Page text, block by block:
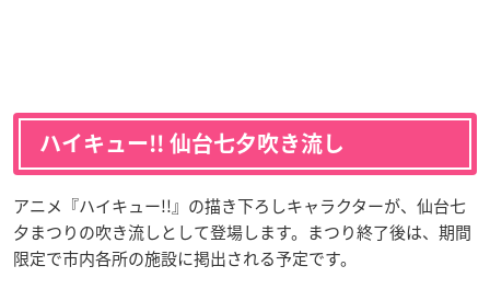
ハイキュー!! 仙台七夕吹き流し
アニメ『ハイキュー!!』の描き下ろしキャラクターが、仙台七
夕まつりの吹き流しとして登場します。まつり終了後は、期間
限定で市内各所の施設に掲出される予定です。